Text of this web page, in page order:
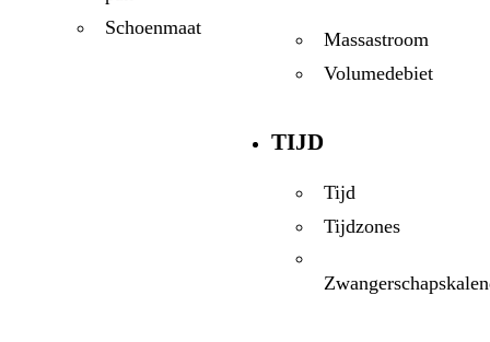
Schoenmaat
Massastroom
Volumedebiet
TIJD
Tijd
Tijdzones